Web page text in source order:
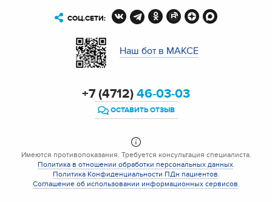
СОЦ.СЕТИ:
Наш бот в МАКСЕ
+7 (4712)46-03-03
ОСТАВИТЬ ОТЗЫВ
Имеются противопоказания. Требуется консультация специалиста.
Политика в отношении обработки персональных данных.
Политика Конфиденциальности ПДн пациентов.
Соглашение об использовании информационных сервисов.